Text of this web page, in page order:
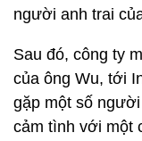
người anh trai
Sau đó, công ty
của ông Wu, tới
gặp một số
cảm tình với một